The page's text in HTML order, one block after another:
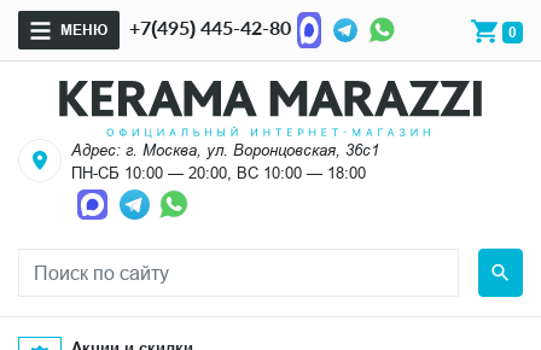
МЕНЮ +7(495) 445-42-80 0
Адрес: г. Москва, ул. Воронцовская, 36с1
ПН-СБ 10:00 — 20:00, ВС 10:00 — 18:00